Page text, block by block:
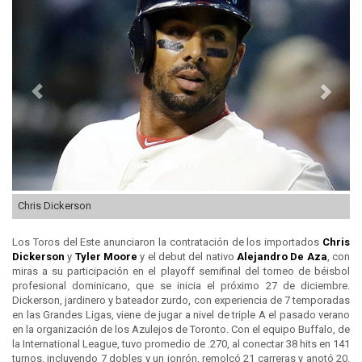
Chris Dickerson
Los Toros del Este anunciaron la contratación de los importados Chris
Dickerson y Tyler Moore y el debut del nativo Alejandro De Aza , con
miras a su participación en el playoff semifinal del torneo de béisbol
profesional dominicano, que se inicia el próximo 27 de diciembre.
Dickerson, jardinero y bateador zurdo, con experiencia de 7 temporadas
en las Grandes Ligas, viene de jugar a nivel de triple A el pasado verano
en la organización de los Azulejos de Toronto. Con el equipo Buffalo, de
la International League, tuvo promedio de .270, al conectar 38 hits en 141
turnos, incluyendo 7 dobles y un jonrón, remolcó 21 carreras y anotó 20.